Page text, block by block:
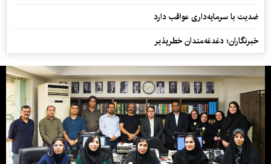
ضدیت با سرمایه‌داری عواقب دارد
خبرنگاران؛ دغدغه‌مندان خطرپذیر